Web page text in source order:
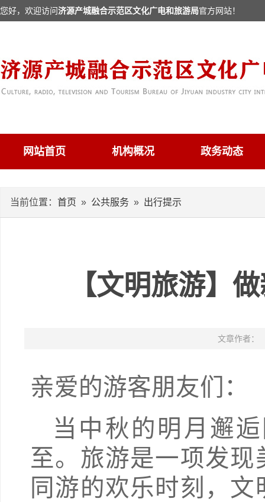
您好，欢迎访问济源产城融合示范区文化广电和旅游局官方网站！
网站首页 机构概况 政务动态
当前位置： 首页 » 公共服务 » 出行提示
【文明旅游】
文章作者：
亲爱的游客朋友
当中秋的明月邂
至。旅游是一项发
同游的欢乐时刻，